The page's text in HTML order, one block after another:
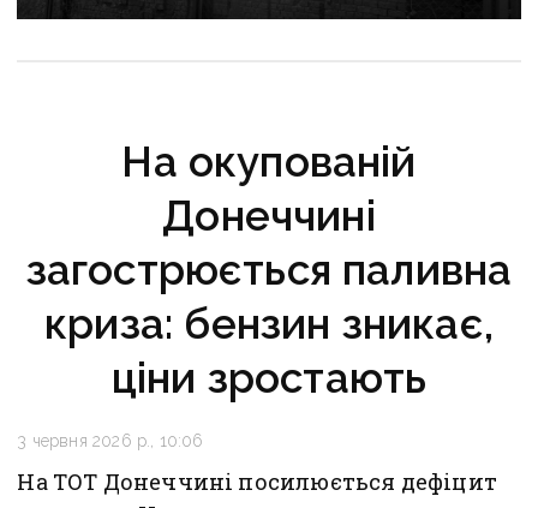
На окупованій
Донеччині
загострюється паливна
криза: бензин зникає,
ціни зростають
3 червня 2026 р., 10:06
На ТОТ Донеччині посилюється дефіцит